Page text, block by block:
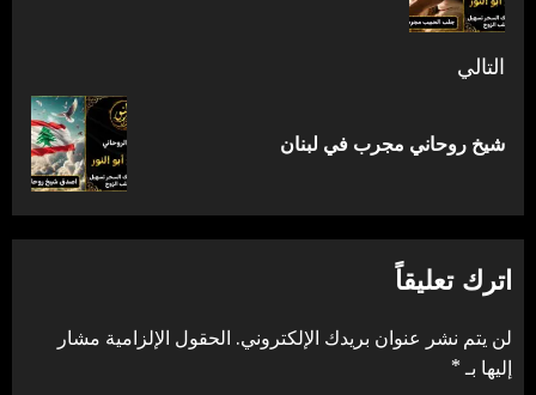
التالي
المقالة
شيخ روحاني مجرب في لبنان
اترك تعليقاً
لن يتم نشر عنوان بريدك الإلكتروني. الحقول الإلزامية مشار
إليها بـ*